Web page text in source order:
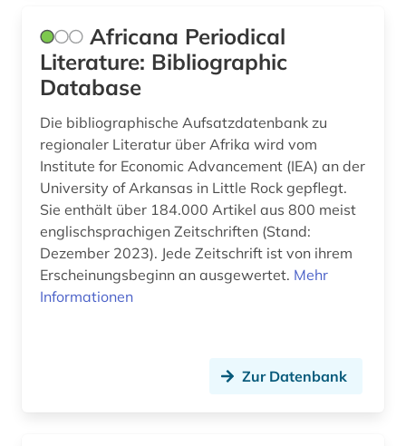
digitale edition (1)
digitale editorik (1)
discovery service (1)
dissertation (3)
dokumentarfilm (1)
dolmetschen (3)
drama (11)
Africana Periodical
Literature: Bibliographic
Database
Die bibliographische Aufsatzdatenbank zu
regionaler Literatur über Afrika wird vom
Institute for Economic Advancement (IEA) an der
University of Arkansas in Little Rock gepflegt.
Sie enthält über 184.000 Artikel aus 800 meist
englischsprachigen Zeitschriften (Stand:
Dezember 2023). Jede Zeitschrift ist von ihrem
Erscheinungsbeginn an ausgewertet. Mehr
Informationen
Zur Datenbank